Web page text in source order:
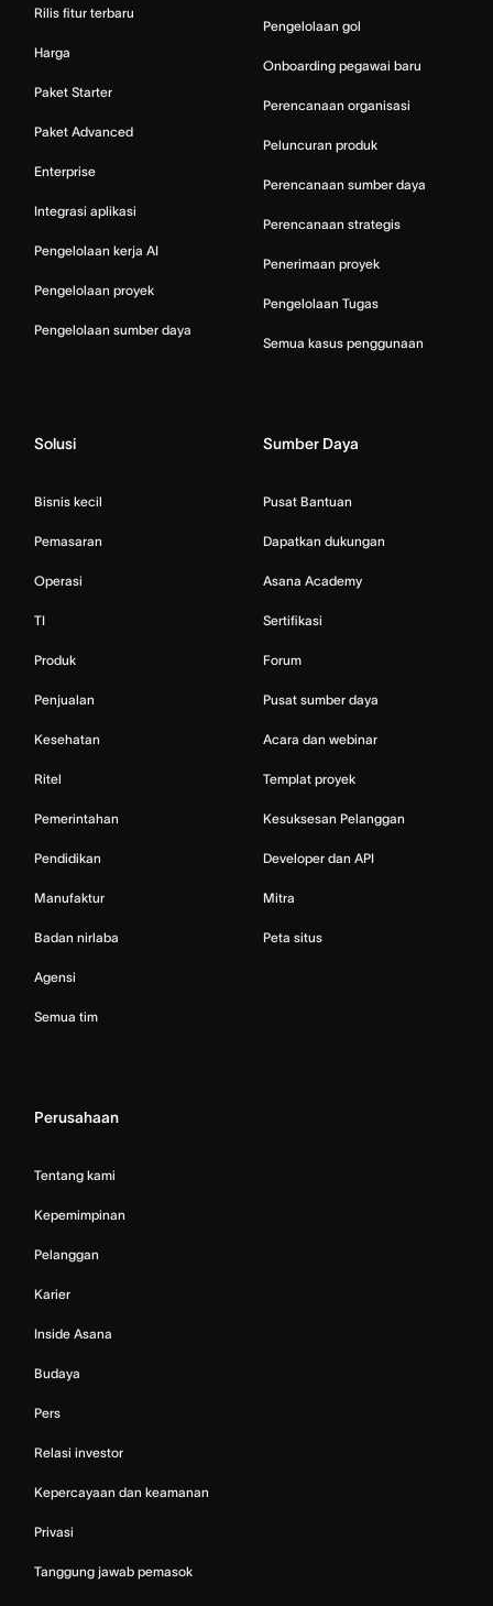
Rilis fitur terbaru
Harga
Paket Starter
Paket Advanced
Enterprise
Integrasi aplikasi
Pengelolaan kerja AI
Pengelolaan proyek
Pengelolaan sumber daya
Pengelolaan gol
Onboarding pegawai baru
Perencanaan organisasi
Peluncuran produk
Perencanaan sumber daya
Perencanaan strategis
Penerimaan proyek
Pengelolaan Tugas
Semua kasus penggunaan
Solusi
Bisnis kecil
Pemasaran
Operasi
TI
Produk
Penjualan
Kesehatan
Ritel
Pemerintahan
Pendidikan
Manufaktur
Badan nirlaba
Agensi
Semua tim
Sumber Daya
Pusat Bantuan
Dapatkan dukungan
Asana Academy
Sertifikasi
Forum
Pusat sumber daya
Acara dan webinar
Templat proyek
Kesuksesan Pelanggan
Developer dan API
Mitra
Peta situs
Perusahaan
Tentang kami
Kepemimpinan
Pelanggan
Karier
Inside Asana
Budaya
Pers
Relasi investor
Kepercayaan dan keamanan
Privasi
Tanggung jawab pemasok